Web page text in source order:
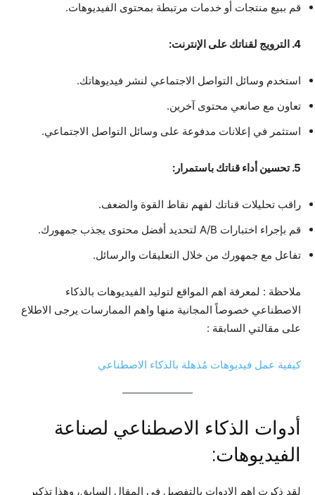
قم ببيع منتجات أو خدمات مرتبطة بمحتوى الفيديوهات.
4. الترويج لقناتك على الإنترنت:
استخدم وسائل التواصل الاجتماعي لنشر فيديوهاتك.
تعاون مع صانعي محتوى آخرين.
استثمر في إعلانات مدفوعة على وسائل التواصل الاجتماعي.
5. تحسين أداء قناتك باستمرار:
راقب تحليلات قناتك لفهم نقاط القوة والضعف.
قم بإجراء اختبارات A/B لتحديد أفضل محتوى يجذب جمهورك.
تفاعل مع جمهورك من خلال التعليقات والرسائل.
ملاحظة : لمعرفة اهم المواقع لتوليد الفيديوهات بالذكاء
الاصطناعي خصوصاً المجانية منها واهم الممارسات يرجى الاطلاع
على مقالتي السابقة :
كيفية عمل فيديوهات مُذهلة بالذكاء الاصطناعي
أدوات الذكاء الاصطناعي لصناعة
الفيديوهات:
لقد ذكرت اهم الادوات بالتفصيل في المقال السابق، وهذا تذكير